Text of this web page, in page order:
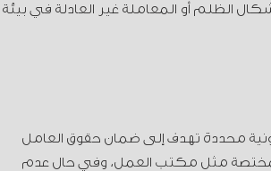
الظلم أو المعاملة غير العادلة في بيئة
محددة تهدف إلى ضمان حقوق العامل
مثل مكتب العمل، وفي حال عدم